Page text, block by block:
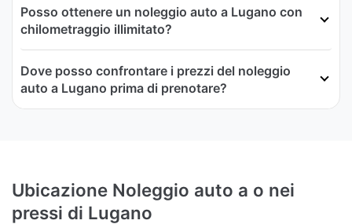
Posso ottenere un noleggio auto a Lugano con
chilometraggio illimitato?
Dove posso confrontare i prezzi del noleggio
auto a Lugano prima di prenotare?
Ubicazione Noleggio auto a o nei
pressi di Lugano